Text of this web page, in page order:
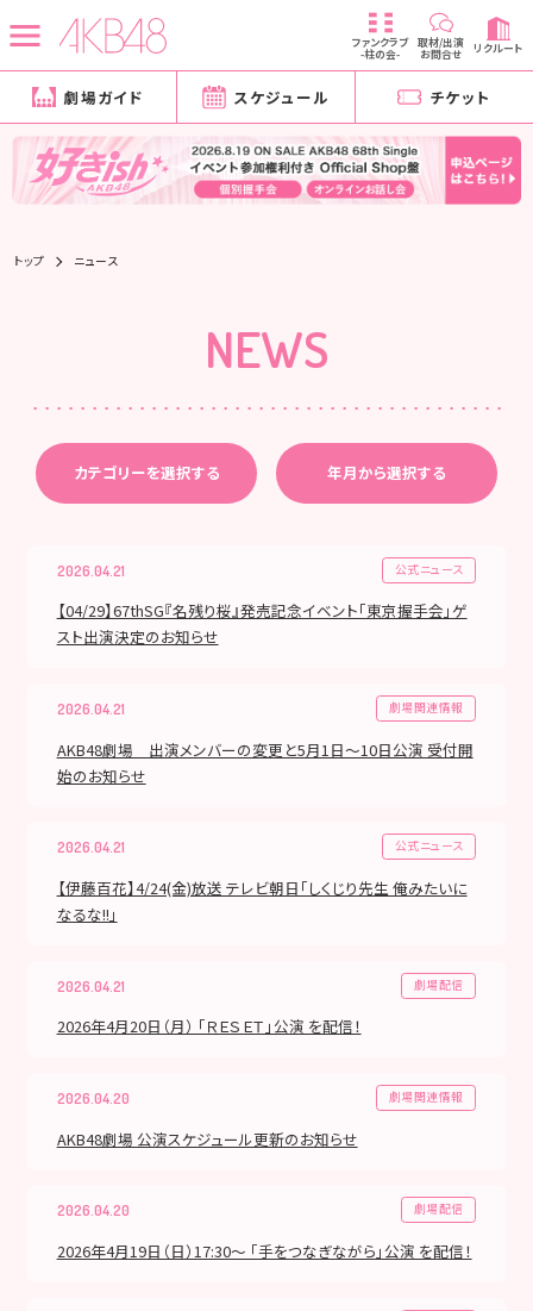
ファンクラブ
-柱の会-
取材/出演
お問合せ リクルート
劇場ガイド スケジュール チケット
トップ ニュース
NEWS
カテゴリーを選択する 年月から選択する
2026.04.21 公式ニュース
【04/29】67thSG『名残り桜』発売記念イベント「東京握手会」ゲ
スト出演決定のお知らせ
2026.04.21 劇場関連情報
AKB48劇場 出演メンバーの変更と5月1日～10日公演 受付開
始のお知らせ
2026.04.21 公式ニュース
【伊藤百花】4/24(金)放送 テレビ朝日「しくじり先生 俺みたいに
なるな!!」
2026.04.21 劇場配信
2026年4月20日（月） 「ＲＥＳＥＴ」公演 を配信！
2026.04.20 劇場関連情報
AKB48劇場 公演スケジュール更新のお知らせ
2026.04.20 劇場配信
2026年4月19日（日）17:30～ 「手をつなぎながら」公演 を配信！